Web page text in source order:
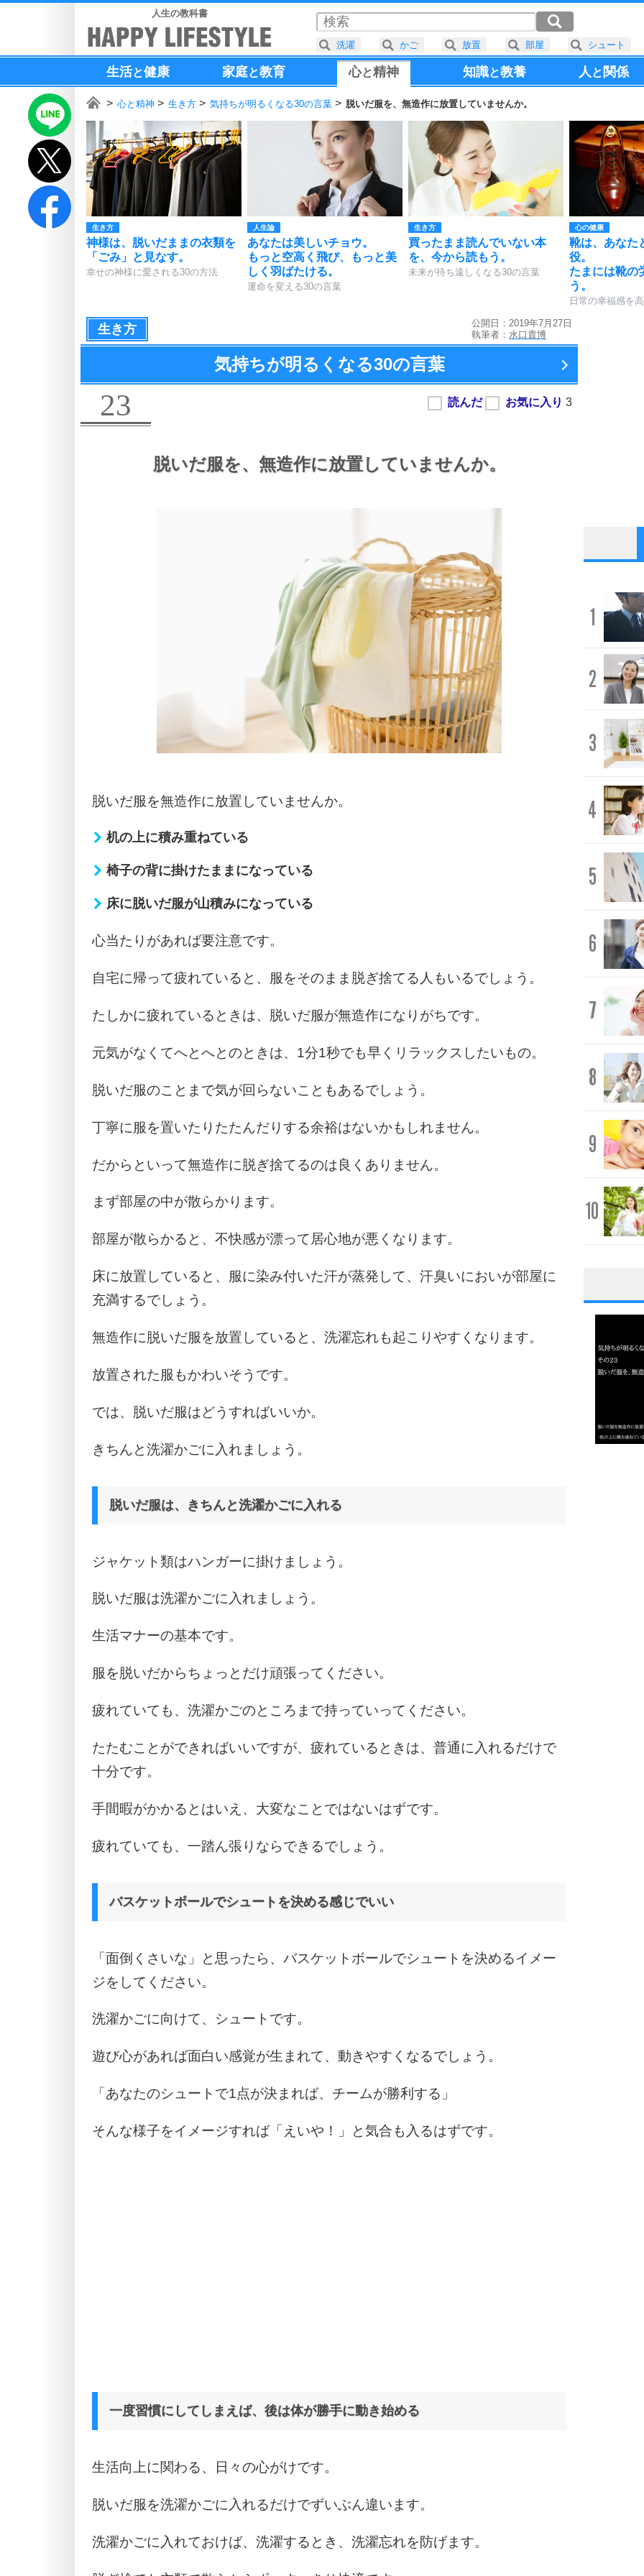
人生の教科書
生活と健康 家庭と教育 心と精神 知識と教養 人と 関係
心と精神 生き方 気持ちが明るくなる30の言葉 脱いだ服を、無造作に放置していませんか。
生き方
神様は、脱いだままの衣類を
「ごみ」と見なす。
幸せの神様に愛される30の方法
人生論
あなたは美しいチョウ。
もっと空高く飛び、もっと美
しく羽ばたける。
運命を変える30の言葉
生き方
買ったまま読んでいない本
を、今から読もう。
未来が待ち遠しくなる30の言葉
心の健康
靴は、あなた
役。
たまには靴の
う。
日常の幸福感を
生き方
公開日：2019年7月27日
執筆者： 水口貴博
気持ちが明るくなる30の言葉
23
脱いだ服を、 無造作に放置していませんか。
脱いだ服を無造作に放置していませんか。
机の上に積み重ねている
椅子の背に掛けたままになっている
床に脱いだ服が山積みになっている
心当たりがあれば要注意です。
自宅に帰って疲れていると、服をそのまま脱ぎ捨てる人もいるでしょう。
たしかに疲れているときは、脱いだ服が無造作になりがちです。
元気がなくてへとへとのときは、1分1秒でも早くリラックスしたいもの。
脱いだ服のことまで気が回らないこともあるでしょう。
丁寧に服を置いたりたたんだりする余裕はないかもしれません。
だからといって無造作に脱ぎ捨てるのは良くありません。
まず部屋の中が散らかります。
部屋が散らかると、不快感が漂って居心地が悪くなります。
床に放置していると、服に染み付いた汗が蒸発して、汗臭いにおいが部屋に
充満するでしょう。
無造作に脱いだ服を放置していると、洗濯忘れも起こりやすくなります。
放置された服もかわいそうです。
では、脱いだ服はどうすればいいか。
きちんと洗濯かごに入れましょう。
脱いだ服は、きちんと洗濯かごに入れる
ジャケット類はハンガーに掛けましょう。
脱いだ服は洗濯かごに入れましょう。
生活マナーの基本です。
服を脱いだからちょっとだけ頑張ってください。
疲れていても、洗濯かごのところまで持っていってください。
たたむことができればいいですが、疲れているときは、普通に入れるだけで
十分です。
手間暇がかかるとはいえ、大変なことではないはずです。
疲れていても、一踏ん張りならできるでしょう。
バスケットボールでシュートを決める感じでいい
「面倒くさいな」と思ったら、バスケットボールでシュートを決めるイメー
ジをしてください。
洗濯かごに向けて、シュートです。
遊び心があれば面白い感覚が生まれて、動きやすくなるでしょう。
「あなたのシュートで1点が決まれば、チームが勝利する」
そんな様子をイメージすれば「えいや！」と気合も入るはずです。
一度習慣にしてしまえば、後は体が勝手に動き始める
生活向上に関わる、日々の心がけです。
脱いだ服を洗濯かごに入れるだけでずいぶん違います。
洗濯かごに入れておけば、洗濯するとき、洗濯忘れを防げます。
1
2
3
4
5
6
7
8
9
10
1
3
洗濯 かご 放置 部屋 シュート